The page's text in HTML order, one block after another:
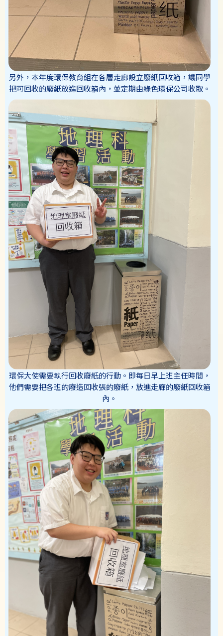
另外，本年度環保教育組在各層走廊設立廢紙回收箱，讓同學
把可回收的廢紙放進回收箱內，並定期由綠色環保公司收取。
環保大使需要執行回收廢紙的行動。即每日早上班主任時間，
他們需要把各班的廢造回收張的廢紙，放進走廊的廢紙回收箱
內。